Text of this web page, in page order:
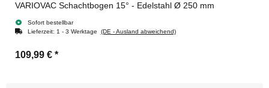
VARIOVAC Schachtbogen 15° - Edelstahl Ø 250 mm
Sofort bestellbar
Lieferzeit: 1 - 3 Werktage (DE - Ausland abweichend)
109,99 € *